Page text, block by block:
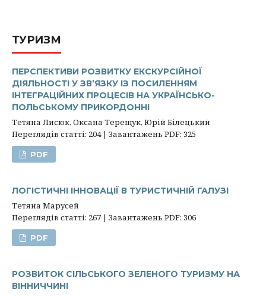
ТУРИЗМ
ПЕРСПЕКТИВИ РОЗВИТКУ ЕКСКУРСІЙНОЇ
ДІЯЛЬНОСТІ У ЗВ’ЯЗКУ ІЗ ПОСИЛЕННЯМ
ІНТЕГРАЦІЙНИХ ПРОЦЕСІВ НА УКРАЇНСЬКО-
ПОЛЬСЬКОМУ ПРИКОРДОННІ
Тетяна Лисюк, Оксана Терещук, Юрій Білецький
Переглядів статті: 204 | Завантажень PDF: 325
PDF
ЛОГІСТИЧНІ ІННОВАЦІЇ В ТУРИСТИЧНІЙ ГАЛУЗІ
Тетяна Марусей
Переглядів статті: 267 | Завантажень PDF: 306
PDF
РОЗВИТОК СІЛЬСЬКОГО ЗЕЛЕНОГО ТУРИЗМУ НА
ВІННИЧЧИНІ